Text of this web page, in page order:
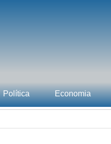
Política Economia